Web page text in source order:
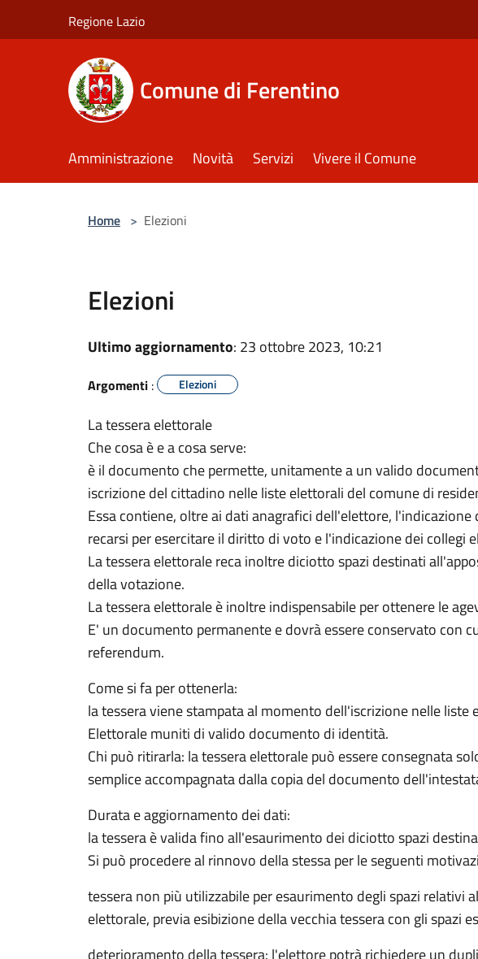
Regione Lazio
Comune di Ferentino
Amministrazione Novità Servizi Vivere il Comune
Home > Elezioni
Elezioni
Ultimo aggiornamento: 23 ottobre 2023, 10:21
Argomenti : Elezioni
La tessera elettorale
Che cosa è e a cosa serve:
è il documento che permette, unitamente a un valido
iscrizione del cittadino nelle liste elettorali del comune di
Essa contiene, oltre ai dati anagrafici dell'elettore,
recarsi per esercitare il diritto di voto e l'indicazione dei collegi
La tessera elettorale reca inoltre diciotto spazi destinati
della votazione.
La tessera elettorale è inoltre indispensabile per ottenere le
E' un documento permanente e dovrà essere conservato con
referendum.
Come si fa per ottenerla:
la tessera viene stampata al momento dell'iscrizione nelle
Elettorale muniti di valido documento di identità.
Chi può ritirarla: la tessera elettorale può essere consegnata
semplice accompagnata dalla copia del documento
Durata e aggiornamento dei dati:
la tessera è valida fino all'esaurimento dei diciotto spazi
Si può procedere al rinnovo della stessa per le seguenti
tessera non più utilizzabile per esaurimento degli spazi
elettorale, previa esibizione della vecchia tessera con gli spazi
deterioramento della tessera: l'elettore potrà richiedere un